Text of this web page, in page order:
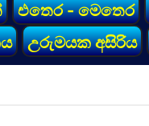
එතෙර - මෙතෙර
උරුමයක අසිරිය